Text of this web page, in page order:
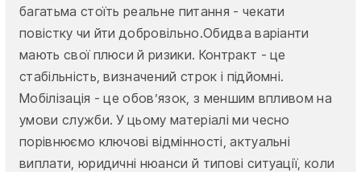
багатьма стоїть реальне питання - чекати
повістку чи йти добровільно.Обидва варіанти
мають свої плюси й ризики. Контракт - це
стабільність, визначений строк і підйомні.
Мобілізація - це обов’язок, з меншим впливом на
умови служби. У цьому матеріалі ми чесно
порівнюємо ключові відмінності, актуальні
виплати, юридичні нюанси й типові ситуації, коли